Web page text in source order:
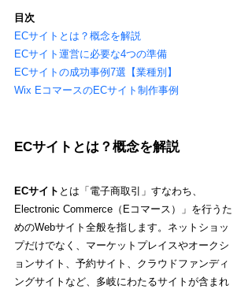
目次
ECサイトとは？概念を解説
ECサイト運営に必要な4つの準備
ECサイトの成功事例7選【業種別】
Wix EコマースのECサイト制作事例
ECサイトとは？概念を解説
ECサイト とは「電子商取引」すなわち、
Electronic Commerce（Eコマース）」を行うた
めのWebサイト全般を指します。ネットショッ
プだけでなく、マーケットプレイスやオークシ
ョンサイト、予約サイト、クラウドファンディ
ングサイトなど、多岐にわたるサイトが含まれ